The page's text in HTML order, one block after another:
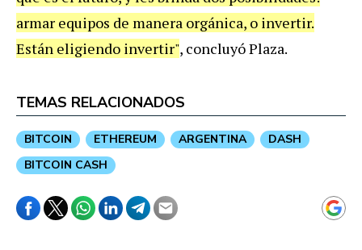
armar equipos de manera orgánica, o invertir.
Están eligiendo invertir", concluyó Plaza.
TEMAS RELACIONADOS
BITCOIN ETHEREUM ARGENTINA
DASH
BITCOIN CASH